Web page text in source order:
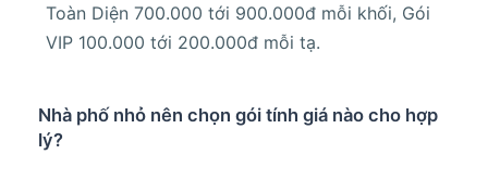
Toàn Diện 700.000 tới 900.000đ mỗi khối, Gói
VIP 100.000 tới 200.000đ mỗi tạ.
Nhà phố nhỏ nên chọn gói tính giá nào cho hợp
lý?